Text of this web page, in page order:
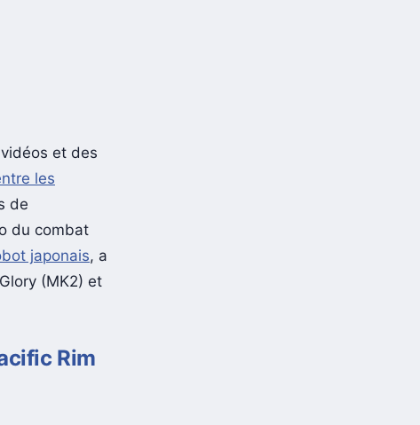
et des
les
de
du combat
japonais, a
(MK2) et
Rim